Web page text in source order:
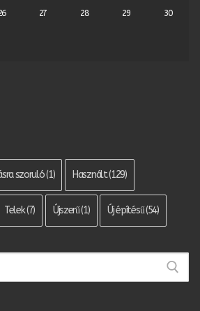
27 28 29 30
szoruló(1) Használt(129)
Telek(7) Újszerű(1) Új építésű(54)